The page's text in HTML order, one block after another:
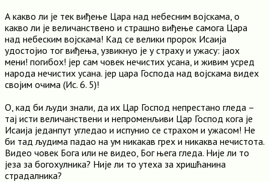
А какво ли је тек виђење Цара над небесним војскама, о
какво ли је величанствено и страшно виђење самога Цара
над небеским војскама! Кад се велики пророк Исаија
удостојио тог виђења, узвикнуо је у страху и ужасу: јаох
мени! погибох! јер сам човек нечистих усана, и живим усред
народа нечистих усана. јер цара Господа над војскама видех
својим очима (Ис. 6. 5)!
О, кад би људи знали, да их Цар Господ непрестано гледа –
тај исти величанствени и непроменљиви Цар Господ кога је
Исаија једанпут угледао и испунио се страхом и ужасом! Не
би тад људима падао на ум никакав грех и никаква нечистота.
Видео човек Бога или не видео, Бог њега гледа. Није ли то
језа за богохулника? Није ли то утеха за хришћанина
страдалника?